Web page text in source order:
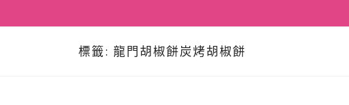
標籤: 龍門胡椒餅炭烤胡椒餅